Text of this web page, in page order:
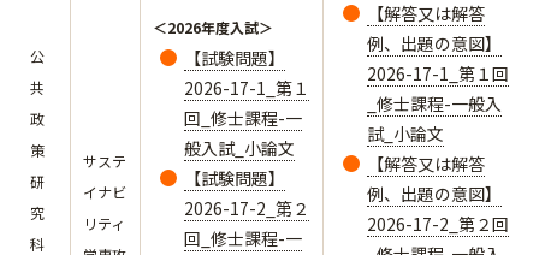
公
共
政
策
研
究
科
サステ
イナビ
リティ
＜2026年度入試＞
【試験問題】
2026-17-1_第１
回_修士課程-一
般入試_小論文
【試験問題】
2026-17-2_第２
回_修士課程-一
【解答又は解答
例、出題の意図】
2026-17-1_第１回
_修士課程-一般入
試_小論文
【解答又は解答
例、出題の意図】
2026-17-2_第２回